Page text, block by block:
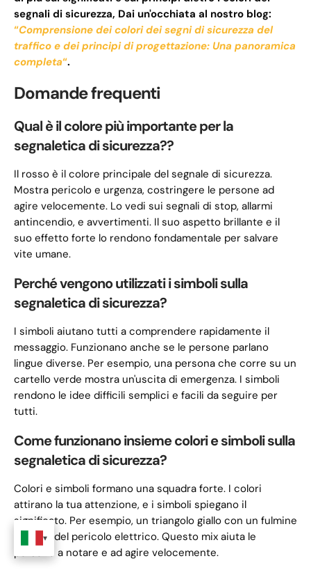
segnali di sicurezza, Dai un'occhiata al nostro blog:
“Comprensione dei colori dei segni di sicurezza del
traffico e dei principi di progettazione: Una panoramica
completa“.
Domande frequenti
Qual è il colore più importante per la
segnaletica di sicurezza??
Il rosso è il colore principale del segnale di sicurezza.
Mostra pericolo e urgenza, costringere le persone ad
agire velocemente. Lo vedi sui segnali di stop, allarmi
antincendio, e avvertimenti. Il suo aspetto brillante e il
suo effetto forte lo rendono fondamentale per salvare
vite umane.
Perché vengono utilizzati i simboli sulla
segnaletica di sicurezza?
I simboli aiutano tutti a comprendere rapidamente il
messaggio. Funzionano anche se le persone parlano
lingue diverse. Per esempio, una persona che corre su un
cartello verde mostra un'uscita di emergenza. I simboli
rendono le idee difficili semplici e facili da seguire per
tutti.
Come funzionano insieme colori e simboli sulla
segnaletica di sicurezza?
Colori e simboli formano una squadra forte. I colori
attirano la tua attenzione, e i simboli spiegano il
significato. Per esempio, un triangolo giallo con un fulmine
avverte del pericolo elettrico. Questo mix aiuta le
persone a notare e ad agire velocemente.